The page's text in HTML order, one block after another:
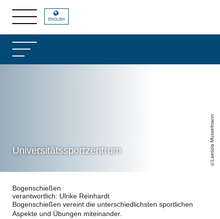
Universitätssportzentrum Laetizia Musselmann
ENGLISH
Bogenschießen
verantwortlich: Ulrike Reinhardt
Bogenschießen vereint die unterschiedlichsten sportlichen
Aspekte und Übungen miteinander.